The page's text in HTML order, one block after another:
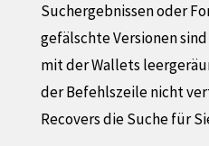
Suchergebnissen oder
gefälschte Versionen
mit der Wallets
der Befehlszeile nicht
Recovers die Suche für